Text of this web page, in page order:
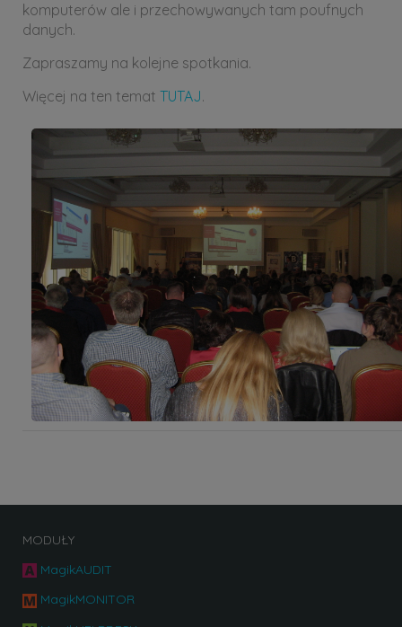
komputerów ale i przechowywanych tam poufnych
danych.
Zapraszamy na kolejne spotkania.
Więcej na ten temat TUTAJ.
MODUŁY
MagikAUDIT
MagikMONITOR